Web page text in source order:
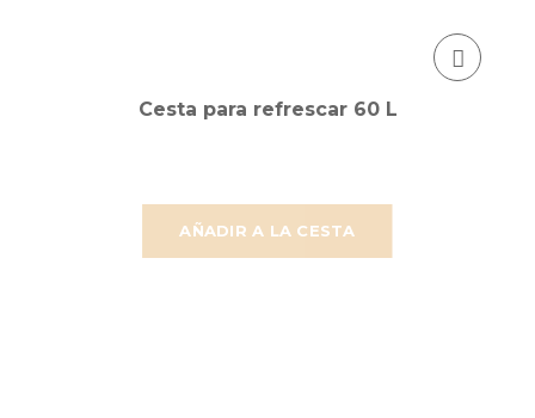
AÑADIR A LA CESTA
Cesta para refrescar 60 L